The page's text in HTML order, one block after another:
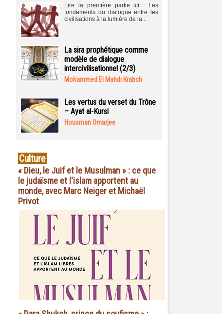
Lire la première partie ici : Les
fondements du dialogue entre les
civilisations à la lumière de la...
La sira prophétique comme
modèle de dialogue
intercivilisationnel (2/3)
Mohammed El Mahdi Krabch
Les vertus du verset du Trône
– Ayat al-Kursi
Housman Omarjee
Culture
« Dieu, le Juif et le Musulman » : ce que
le judaïsme et l'islam apportent au
monde, avec Marc Neiger et Michaël
Privot